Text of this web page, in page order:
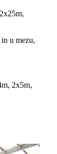
u mezu,
2x5m,